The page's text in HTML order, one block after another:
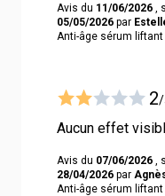
Avis du 11/06/2026 ,
05/05/2026 par
Anti-âge sérum liftant
2/
Aucun effet
Avis du 07/06/2026 ,
28/04/2026 par
Anti-âge sérum liftant